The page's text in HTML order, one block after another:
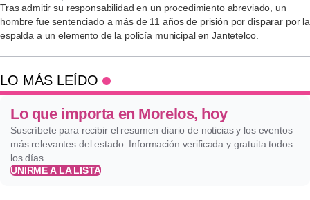
Tras admitir su responsabilidad en un procedimiento abreviado, un
hombre fue sentenciado a más de 11 años de prisión por disparar por la
espalda a un elemento de la policía municipal en Jantetelco.
LO MÁS LEÍDO
Lo que importa en Morelos, hoy
Suscríbete para recibir el resumen diario de noticias y los eventos
más relevantes del estado. Información verificada y gratuita todos
los días.
UNIRME A LA LISTA